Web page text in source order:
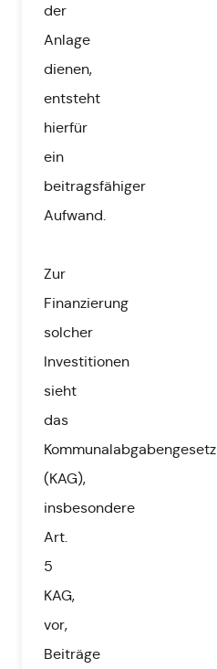
der
Anlage
dienen,
entsteht
hierfür
ein
beitragsfähiger
Aufwand.
Zur
Finanzierung
solcher
Investitionen
sieht
das
Kommunalabgabengesetz
(KAG),
insbesondere
Art.
5
KAG,
vor,
Beiträge